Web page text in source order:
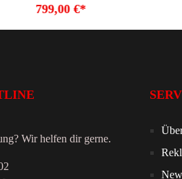
799,00 €*
Wir helfen dir gerne.